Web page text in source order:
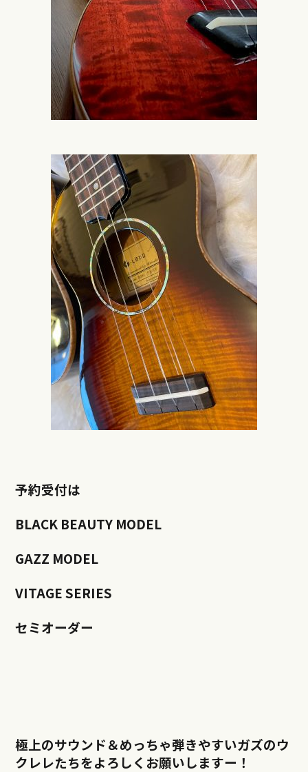
予約受付は
BLACK BEAUTY MODEL
GAZZ MODEL
VITAGE SERIES
セミオーダー
極上のサウンド＆めっちゃ弾きやすいガズのウ
クレレたちをよろしくお願いしますー！